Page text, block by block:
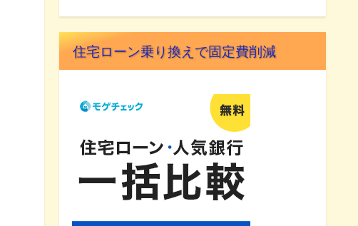
住宅ローン乗り換えで固定費削減